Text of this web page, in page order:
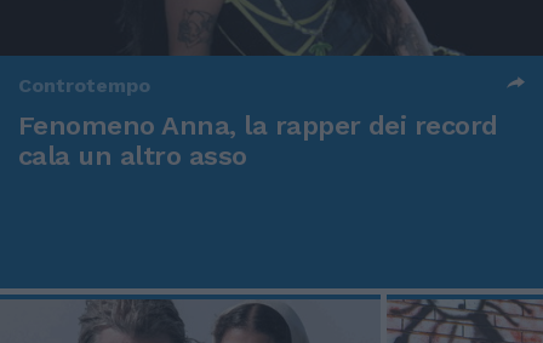
Controtempo
Fenomeno Anna, la rapper dei record
cala un altro asso